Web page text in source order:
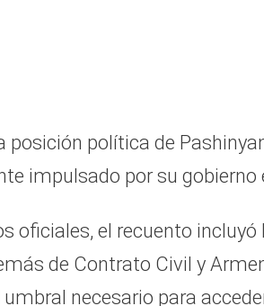
posición política de
impulsado por su gobierno
oficiales, el recuento
de Contrato Civil y
necesario para